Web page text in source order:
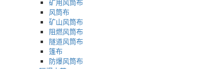
矿用风筒布
风筒布
矿山风筒布
阻燃风筒布
隧道风筒布
篷布
防爆风筒布